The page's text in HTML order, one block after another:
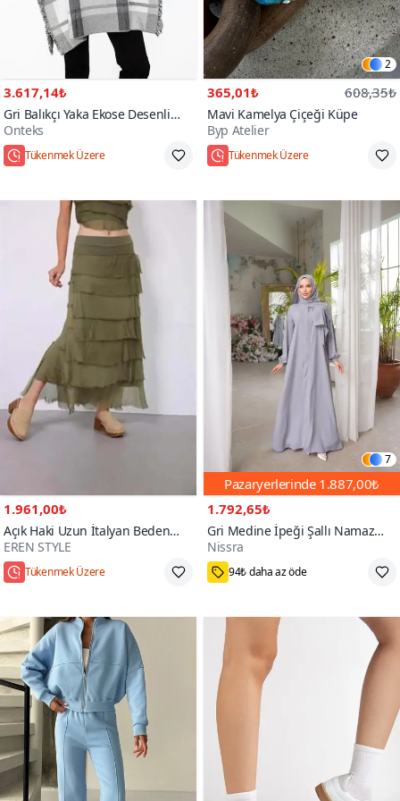
3.617,14₺
Gri Balıkçı Yaka Ekose Desenli
Panço
Onteks
Hızlı Kargo
2
365,01₺ 608,35₺
Mavi Kamelya Çiçeği Küpe
Byp Atelier
Standart
1.961,00₺
Açık Haki Uzun İtalyan Beden
İnce Gösteren Kat İpek Straplez
Elbise Etek
EREN STYLE
Hızlı Kargo
7
Pazaryerlerinde 1.887,00₺
1.792,65₺
Gri Medine İpeği Şallı Namaz
Elbise
Nissra
Standart